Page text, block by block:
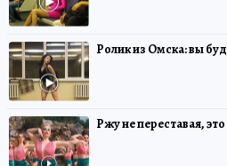
Ролик из Омска: вы
Ржу не переставая,